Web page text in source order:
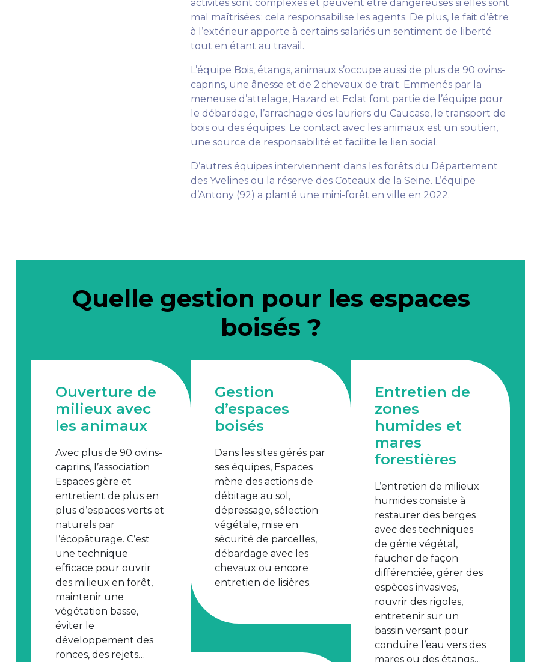
activités sont complexes et peuvent être dangereuses si elles sont
mal maîtrisées ; cela responsabilise les agents. De plus, le fait d’être
à l’extérieur apporte à certains salariés un sentiment de liberté
tout en étant au travail.
L’équipe Bois, étangs, animaux s’occupe aussi de plus de 90 ovins-
caprins, une ânesse et de 2 chevaux de trait. Emmenés par la
meneuse d’attelage, Hazard et Eclat font partie de l’équipe pour
le débardage, l’arrachage des lauriers du Caucase, le transport de
bois ou des équipes. Le contact avec les animaux est un soutien,
une source de responsabilité et facilite le lien social.
D’autres équipes interviennent dans les forêts du Département
des Yvelines ou la réserve des Coteaux de la Seine. L’équipe
d’Antony (92) a planté une mini-forêt en ville en 2022.
Quelle gestion pour les espaces
boisés ?
Ouverture de
milieux avec
les animaux
Avec plus de 90 ovins-
caprins, l’association
Espaces gère et
entretient de plus en
plus d’espaces verts et
naturels par
l’écopâturage. C’est
une technique
efficace pour ouvrir
des milieux en forêt,
maintenir une
végétation basse,
éviter le
développement des
ronces, des rejets…
Gestion
d’espaces
boisés
Dans les sites gérés par
ses équipes, Espaces
mène des actions de
débitage au sol,
dépressage, sélection
végétale, mise en
sécurité de parcelles,
débardage avec les
chevaux ou encore
entretien de lisières.
Entretien de
zones
humides et
mares
forestières
L’entretien de milieux
humides consiste à
restaurer des berges
avec des techniques
de génie végétal,
faucher de façon
différenciée, gérer des
espèces invasives,
rouvrir des rigoles,
entretenir sur un
bassin versant pour
conduire l’eau vers des
mares ou des étangs…